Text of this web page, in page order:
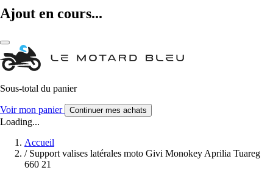
Ajout en cours...
Sous-total du panier
Voir mon panier Continuer mes achats
Loading...
Accueil
/ Support valises latérales moto Givi Monokey Aprilia Tuareg
660 21